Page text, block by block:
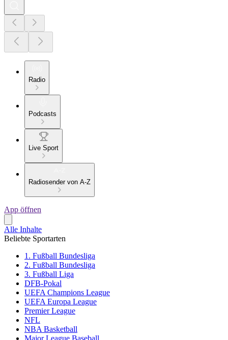
Radio
Podcasts
Live Sport
Radiosender von A-Z
App öffnen
Alle Inhalte
Beliebte Sportarten
1. Fußball Bundesliga
2. Fußball Bundesliga
3. Fußball Liga
DFB-Pokal
UEFA Champions League
UEFA Europa League
Premier League
NFL
NBA Basketball
Major League Baseball